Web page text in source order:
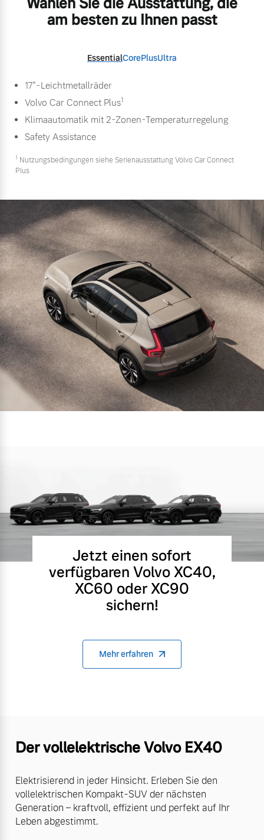
am besten zu Ihnen passt
EssentialCorePlusUltra
17"-Leichtmetallräder
Volvo Car Connect Plus1
Klimaautomatik mit 2-Zonen-Temperaturregelung
Safety Assistance
1 Nutzungsbedingungen siehe Serienausstattung Volvo Car Connect
Plus
Jetzt einen sofort
verfügbaren Volvo XC40,
XC60 oder XC90
sichern!
Mehr erfahren
Der vollelektrische Volvo EX40
Elektrisierend in jeder Hinsicht. Erleben Sie den
vollelektrischen Kompakt-SUV der nächsten
Generation – kraftvoll, effizient und perfekt auf Ihr
Leben abgestimmt.